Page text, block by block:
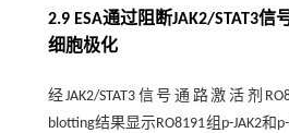
2.9 ESA通过阻断JAK2/STAT3
细胞极化
经JAK2/STAT3信号通路激活剂
blotting结果显示RO8191组p-JAK2和